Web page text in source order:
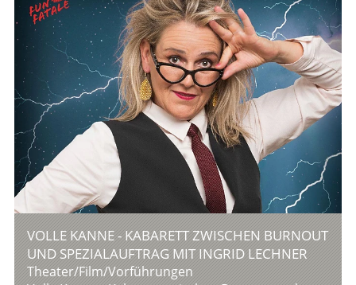
VOLLE KANNE - KABARETT ZWISCHEN BURNOUT
UND SPEZIALAUFTRAG MIT INGRID LECHNER
Theater/Film/Vorführungen